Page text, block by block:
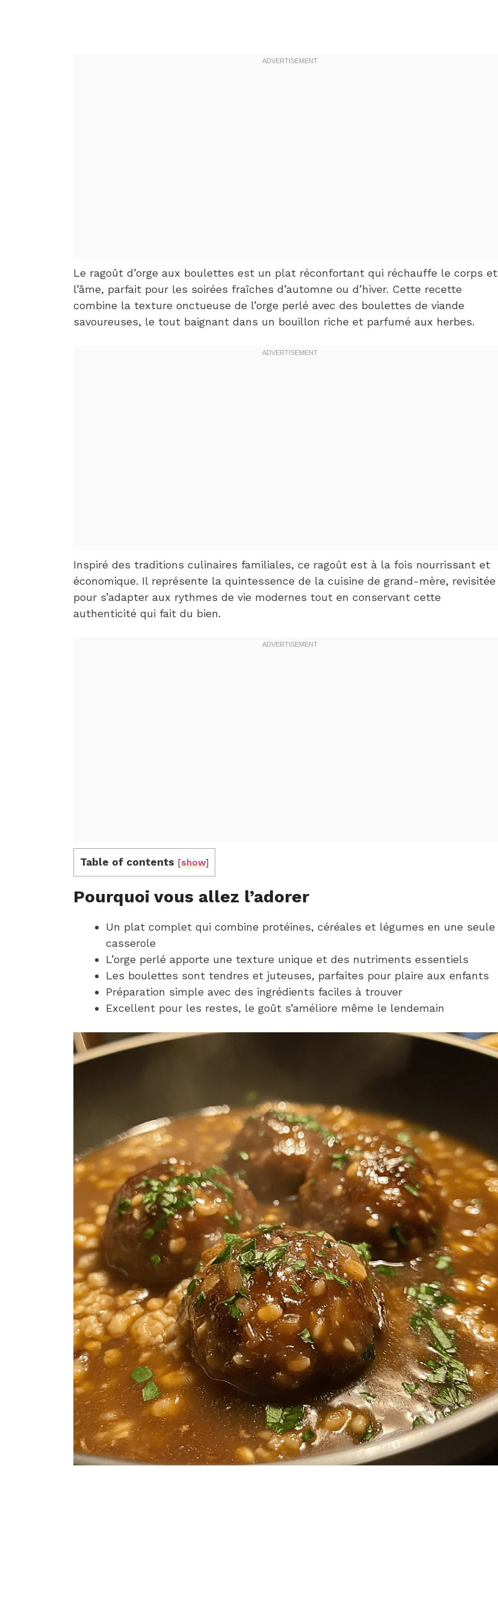
Le ragoût d’orge aux boulettes est un plat réconfortant qui réchauffe le corps et
l’âme, parfait pour les soirées fraîches d’automne ou d’hiver. Cette recette
combine la texture onctueuse de l’orge perlé avec des boulettes de viande
savoureuses, le tout baignant dans un bouillon riche et parfumé aux herbes.
Inspiré des traditions culinaires familiales, ce ragoût est à la fois nourrissant et
économique. Il représente la quintessence de la cuisine de grand-mère, revisitée
pour s’adapter aux rythmes de vie modernes tout en conservant cette
authenticité qui fait du bien.
Table of contents [show]
Pourquoi vous allez l’adorer
Un plat complet qui combine protéines, céréales et légumes en une seule
casserole
L’orge perlé apporte une texture unique et des nutriments essentiels
Les boulettes sont tendres et juteuses, parfaites pour plaire aux enfants
Préparation simple avec des ingrédients faciles à trouver
Excellent pour les restes, le goût s’améliore même le lendemain